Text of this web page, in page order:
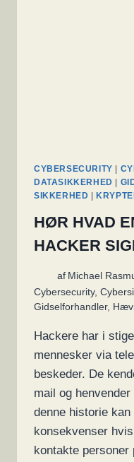
CYBERSECURITY |
DATASIKKERHED |
SIKKERHED |
HØR HVAD
HACKER
af Michael
Cybersecurity,
Gidselforhandler,
Hackere har i
mennesker via
beskeder. De
mail og
denne historie
konsekvenser
kontakte personer